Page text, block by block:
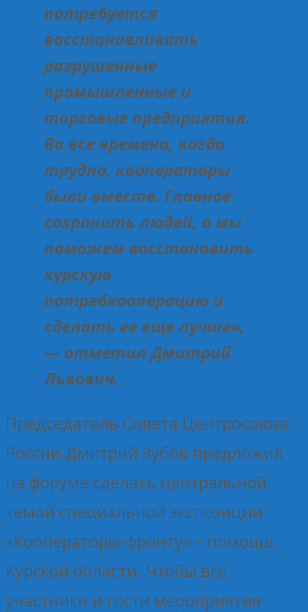
потребуется
восстанавливать
разрушенные
промышленные и
торговые предприятия.
Во все времена, когда
трудно, кооператоры
были вместе. Главное
сохранить людей, а мы
поможем восстановить
курскую
потребкооперацию и
сделать ее еще лучше»,
— отметил Дмитрий
Львович.
Председатель Совета Центросоюза
России Дмитрий Зубов предложил
на форуме сделать центральной
темой специальной экспозиции
«Кооператоры-фронту» – помощь
Курской области. Чтобы все
участники и гости мероприятия